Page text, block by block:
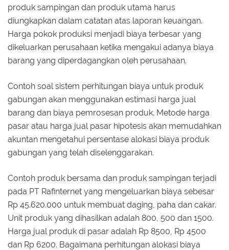
produk sampingan dan produk utama harus
diungkapkan dalam catatan atas laporan keuangan.
Harga pokok produksi menjadi biaya terbesar yang
dikeluarkan perusahaan ketika mengakui adanya biaya
barang yang diperdagangkan oleh perusahaan.
Contoh soal sistem perhitungan biaya untuk produk
gabungan akan menggunakan estimasi harga jual
barang dan biaya pemrosesan produk. Metode harga
pasar atau harga jual pasar hipotesis akan memudahkan
akuntan mengetahui persentase alokasi biaya produk
gabungan yang telah diselenggarakan.
Contoh produk bersama dan produk sampingan terjadi
pada PT Rafinternet yang mengeluarkan biaya sebesar
Rp 45.620.000 untuk membuat daging, paha dan cakar.
Unit produk yang dihasilkan adalah 800, 500 dan 1500.
Harga jual produk di pasar adalah Rp 8500, Rp 4500
dan Rp 6200. Bagaimana perhitungan alokasi biaya